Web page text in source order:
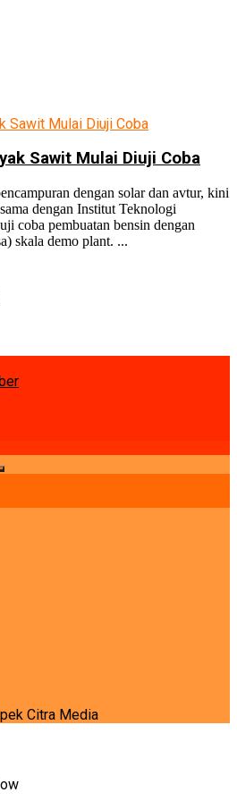
Sawit Mulai Diuji Coba
dengan solar dan avtur, kini
dengan Institut Teknologi
coba pembuatan bensin dengan
skala demo plant. ...
Citra Media